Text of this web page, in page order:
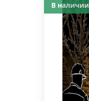
В наличии